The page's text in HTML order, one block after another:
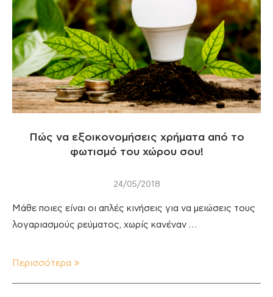
Πώς να εξοικονομήσεις χρήματα από το
φωτισμό του χώρου σου!
24/05/2018
Μάθε ποιες είναι οι απλές κινήσεις για να μειώσεις τους
λογαριασμούς ρεύματος, χωρίς κανέναν …
Περισσότερα